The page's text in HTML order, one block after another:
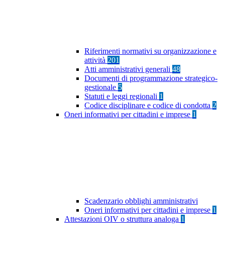
Riferimenti normativi su organizzazione e
attività 201
Atti amministrativi generali 48
Documenti di programmazione strategico-
gestionale 5
Statuti e leggi regionali 1
Codice disciplinare e codice di condotta 2
Oneri informativi per cittadini e imprese 1
Scadenzario obblighi amministrativi
Oneri informativi per cittadini e imprese 1
Attestazioni OIV o struttura analoga 1